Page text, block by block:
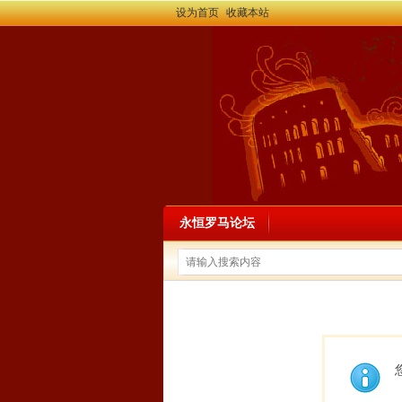
设为首页 收藏本站
永恒罗马论坛